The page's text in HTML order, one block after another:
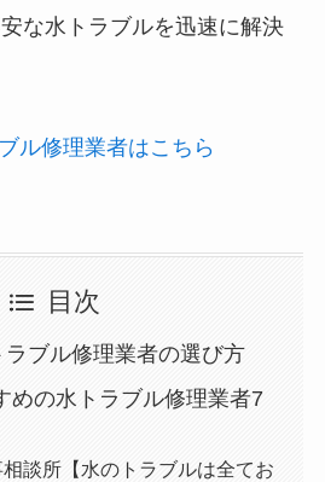
な水トラブルを迅速に解決
ル修理業者はこちら
目次
ブル修理業者の選び方
めの水トラブル修理業者7
談所【水のトラブルは全てお